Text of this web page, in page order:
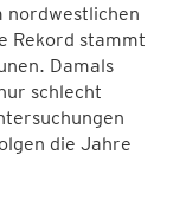
nordwestlichen
Rekord stammt
Damals
schlecht
die Jahre